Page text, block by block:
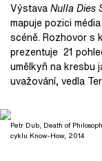
VýstavaNullaDies
mapuje pozici
scéně. Rozhovor s
prezentuje 21
umělkyň na kresbu
uvažování, vedla
Petr Dub, Death of
cyklu Know-How, 2014